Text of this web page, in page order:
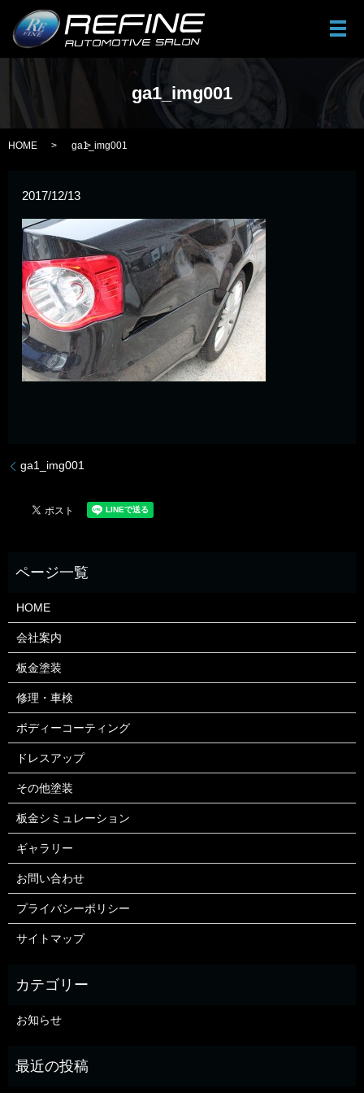
メ
ga1_img001
HOME ga1_img001
2017/12/13
ga1_img001
HOME
会社案内
板金塗装
修理・車検
ボディーコーティング
ドレスアップ
その他塗装
板金シミュレーション
ギャラリー
お問い合わせ
プライバシーポリシー
サイトマップ
お知らせ